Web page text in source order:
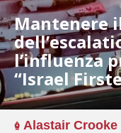
Mantenere
l’influenza
“Israel
Alastair Crooke